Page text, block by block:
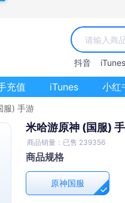
抖音 iTunes
充值 iTunes 小红
服) 手游
米哈游原神 (国服)
商品销量：已售 239356
商品规格
原神国服